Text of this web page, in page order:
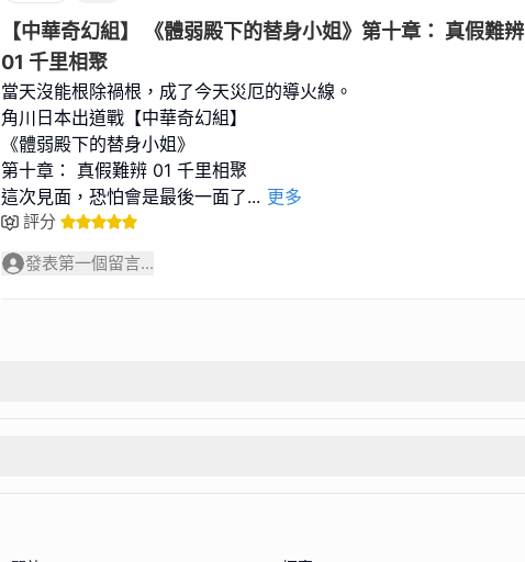
【中華奇幻組】 《體弱殿下的替身小姐》第十章： 真假難辨
01 千里相聚
當天沒能根除禍根，成了今天災厄的導火線。
角川日本出道戰【中華奇幻組】
《體弱殿下的替身小姐》
第十章： 真假難辨 01 千里相聚
這次見面，恐怕會是最後一面了... 更多
評分
發表第一個留言...